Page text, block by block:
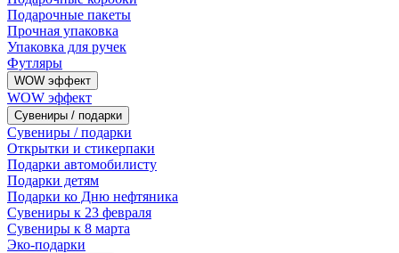
Подарочные пакеты
Прочная упаковка
Упаковка для ручек
Футляры
WOW эффект
WOW эффект
Сувениры / подарки
Сувениры / подарки
Открытки и стикерпаки
Подарки автомобилисту
Подарки детям
Подарки ко Дню нефтяника
Сувениры к 23 февраля
Сувениры к 8 марта
Эко-подарки